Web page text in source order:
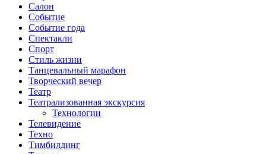
Салон
Событие
Событие года
Спектакли
Спорт
Стиль жизни
Танцевальный марафон
Творческий вечер
Театр
Театрализованная экскурсия
Технологии
Телевидение
Техно
Тимбилдинг